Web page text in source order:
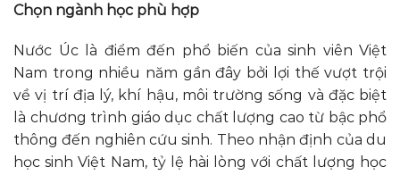
Chọn ngành học phù hợp
Nước Úc là điểm đến phổ biến của sinh viên Việt
Nam trong nhiều năm gần đây bởi lợi thế vượt trội
về vị trí địa lý, khí hậu, môi trường sống và đặc biệt
là chương trình giáo dục chất lượng cao từ bậc phổ
thông đến nghiên cứu sinh. Theo nhận định của du
học sinh Việt Nam, tỷ lệ hài lòng với chất lượng học